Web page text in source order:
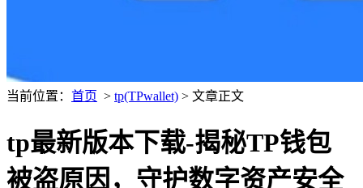
当前位置： 首页 > tp(TPwallet) > 文章正文
tp最新版本下载-揭秘TP钱包
被盗原因，守护数字资产安全